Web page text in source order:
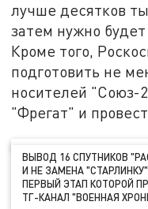
лучше десятков
затем нужно
Кроме того,
подготовить не
носителей "Союз-
"Фрегат" и
ВЫВОД 16 СПУТНИКОВ
И НЕ ЗАМЕНА
ПЕРВЫЙ ЭТАП КОТОРОЙ
ТГ-КАНАЛ "ВОЕННАЯ